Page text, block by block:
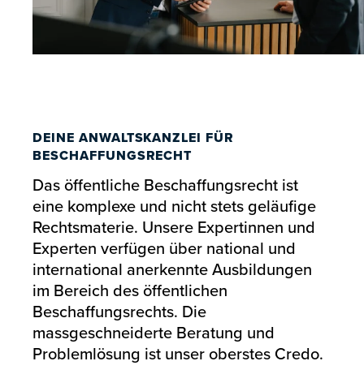
DEINE ANWALTSKANZLEI FÜR
BESCHAFFUNGSRECHT
Das öffentliche Beschaffungsrecht ist
eine komplexe und nicht stets geläufige
Rechtsmaterie. Unsere Expertinnen und
Experten verfügen über national und
international anerkennte Ausbildungen
im Bereich des öffentlichen
Beschaffungsrechts. Die
massgeschneiderte Beratung und
Problemlösung ist unser oberstes Credo.